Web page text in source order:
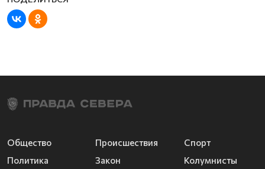
Общество
Политика
Происшествия
Закон
Спорт
Колумнисты